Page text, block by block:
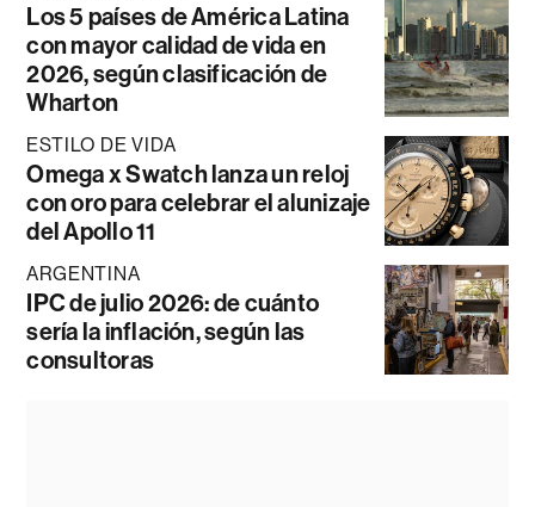
Los 5 países de América Latina
con mayor calidad de vida en
2026, según clasificación de
Wharton
ESTILO DE VIDA
Omega x Swatch lanza un reloj
con oro para celebrar el alunizaje
del Apollo 11
ARGENTINA
IPC de julio 2026: de cuánto
sería la inflación, según las
consultoras